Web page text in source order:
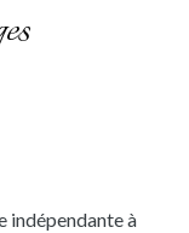
indépendante à